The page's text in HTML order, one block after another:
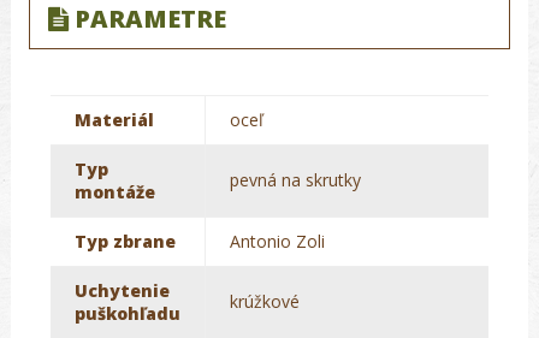
PARAMETRE
Materiál oceľ
Typ
montáže
pevná na skrutky
Typ zbrane Antonio Zoli
Uchytenie
puškohľadu
krúžkové